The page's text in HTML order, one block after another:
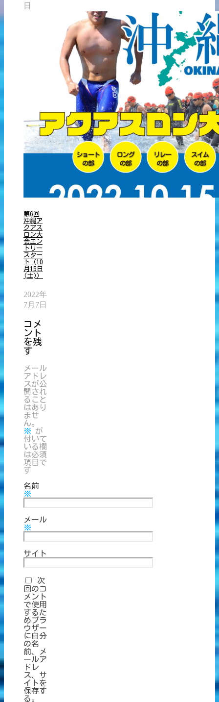
日
第6回
沖縄ア
クアス
ロン大
会エン
トリー
スター
ト（10
月15日
(土)）
2022年
7月7日
コメ
ント
を残
す
メール
アドレ
スが公
開され
ること
はあり
ませ
ん。
※ が
付いて
いる欄
は必須
項目で
す
名前
※
メール
※
サイト
次
回のコ
メント
で使用
するた
めブラ
ウザー
に自分
の名
前、メ
ールア
ドレ
ス、サ
イトを
保存す
る。